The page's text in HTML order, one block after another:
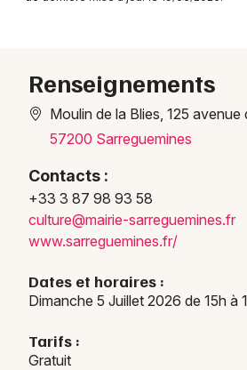
57 - Moselle
Choisir mes départements
Mon email
Je m'abonne
Renseignements
Moulin de la Blies, 125 avenue
57200 Sarreguemines
Contacts :
+33 3 87 98 93 58
culture@mairie-sarreguemines.fr
www.sarreguemines.fr/
Dates et horaires :
Dimanche 5 Juillet 2026 de 15h à
Tarifs :
Gratuit